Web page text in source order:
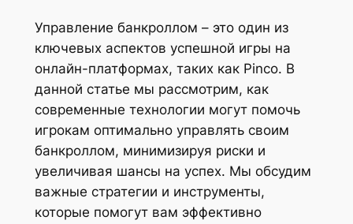
Управление банкроллом – это один из
ключевых аспектов успешной игры на
онлайн-платформах, таких как Pinco. В
данной статье мы рассмотрим, как
современные технологии могут помочь
игрокам оптимально управлять своим
банкроллом, минимизируя риски и
увеличивая шансы на успех. Мы обсудим
важные стратегии и инструменты,
которые помогут вам эффективно